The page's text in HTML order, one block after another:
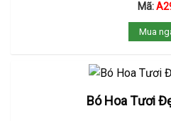
Mã:
Mua
Bó Hoa Tươi